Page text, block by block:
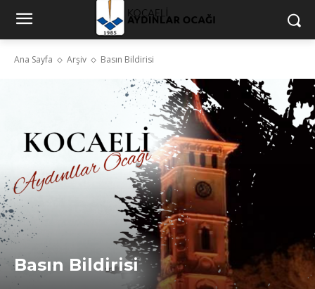
Ana Sayfa Arşiv Basın Bildirisi
Basın Bildirisi